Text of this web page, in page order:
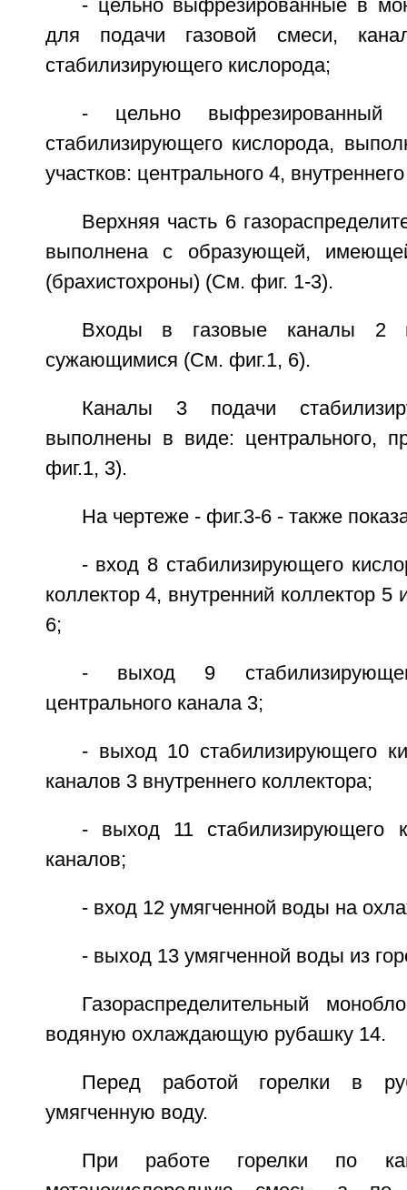
- цельно выфрезированные в
для подачи газовой смеси,
стабилизирующего кислорода;
- цельно выфрезированный
стабилизирующего кислорода,
участков: центрального 4,
Верхняя часть 6
выполнена с образующей,
(брахистохроны) (См. фиг. 1-3).
Входы в газовые каналы 2
сужающимися (См. фиг.1, 6).
Каналы 3 подачи
выполнены в виде: центрального,
фиг.1, 3).
На чертеже - фиг.3-6 - также
- вход 8 стабилизирующего
коллектор 4, внутренний коллектор 5
6;
- выход 9
центрального канала 3;
- выход 10 стабилизирующего
каналов 3 внутреннего коллектора;
- выход 11 стабилизирующего
каналов;
- вход 12 умягченной воды на
- выход 13 умягченной воды из
Газораспределительный
водяную охлаждающую рубашку 14.
Перед работой горелки в
умягченную воду.
При работе горелки по